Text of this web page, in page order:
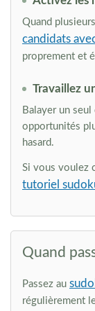
Quand
candidats
proprement et
Travaillez
Balayer un
opportunités
hasard.
Si vous voulez
tutoriel
Quand
Passez au
régulièrement